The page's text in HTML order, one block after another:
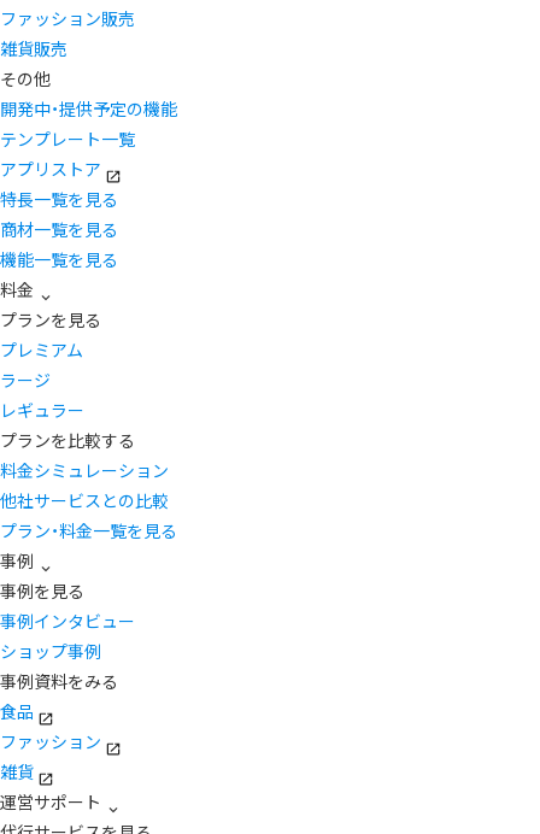
ファッション販売
雑貨販売
その他
開発中・提供予定の機能
テンプレート一覧
アプリストア
特長一覧を見る
商材一覧を見る
機能一覧を見る
料金
プランを見る
プレミアム
ラージ
レギュラー
プランを比較する
料金シミュレーション
他社サービスとの比較
プラン・料金一覧を見る
事例
事例を見る
事例インタビュー
ショップ事例
事例資料をみる
食品
ファッション
雑貨
運営サポート